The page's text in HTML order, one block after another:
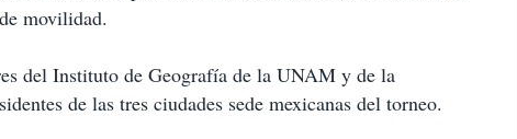
movilidad.
del Instituto de Geografía de la UNAM y de la
de las tres ciudades sede mexicanas del torneo.